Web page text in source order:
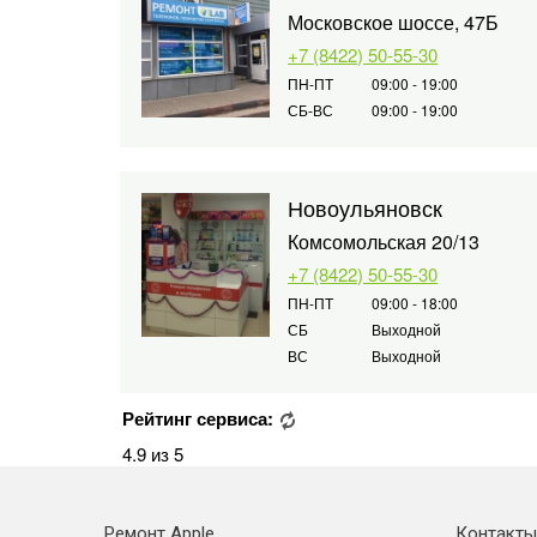
Московское шоссе, 47Б
+7 (8422) 50-55-30
ПН-ПТ
09:00 - 19:00
СБ-ВС
09:00 - 19:00
Новоульяновск
Комсомольская 20/13
+7 (8422) 50-55-30
ПН-ПТ
09:00 - 18:00
СБ
Выходной
ВС
Выходной
Рейтинг сервиса:
4.9 из 5